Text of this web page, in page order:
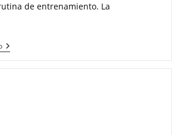
de entrenamiento. La